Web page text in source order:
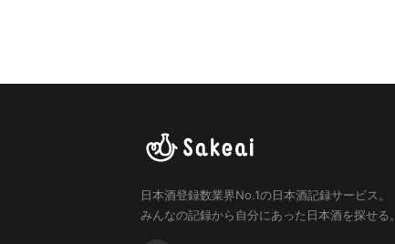
日本酒登録数業界No.1の日本酒記録サービス。
みんなの記録から自分にあった日本酒を探せる。